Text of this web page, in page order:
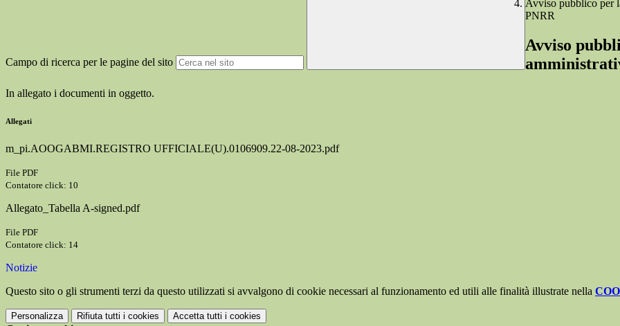
Campo di ricerca per le pagine del sito
Avviso pubblico per
PNRR
Avviso
In allegato i documenti in oggetto.
Allegati
m_pi.AOOGABMI.REGISTRO UFFICIALE(U).0106909.22-08-2023.pdf
File PDF
Contatore click: 10
Allegato_Tabella A-signed.pdf
File PDF
Contatore click: 14
Notizie
Questo sito o gli strumenti terzi da questo utilizzati si avvalgono di cookie necessari al funzionamento ed utili alle finalità illustrate nella
Personalizza Rifiuta tutti i cookies Accetta tutti i cookies